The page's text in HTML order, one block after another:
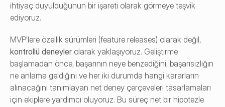
ihtiyaç duyulduğunun bir işareti olarak görmeye teşvik
ediyoruz.
kontrollü deneyler olarak yaklaşıyoruz. Geliştirme
başlamadan önce, başarının neye benzediğini, başarısızlığın
ne anlama geldiğini ve her iki durumda hangi kararların
alınacağını tanımlayan net deney çerçeveleri tasarlamaları
için ekiplere yardımcı oluyoruz. Bu süreç net bir hipotezle